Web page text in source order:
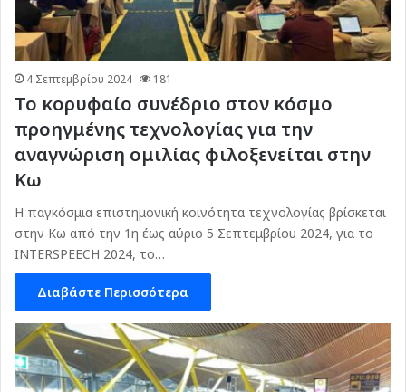
4 Σεπτεμβρίου 2024 181
Το κορυφαίο συνέδριο στον κόσμο
προηγμένης τεχνολογίας για την
αναγνώριση ομιλίας φιλοξενείται στην
Κω
Η παγκόσμια επιστημονική κοινότητα τεχνολογίας βρίσκεται
στην Κω από την 1η έως αύριο 5 Σεπτεμβρίου 2024, για το
INTERSPEECH 2024, το…
Διαβάστε Περισσότερα